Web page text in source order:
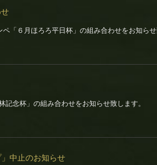
「６月ほろろ平日杯」の組み合わせをお知らせ
念杯」の組み合わせをお知らせ致します。
」中止のお知らせ